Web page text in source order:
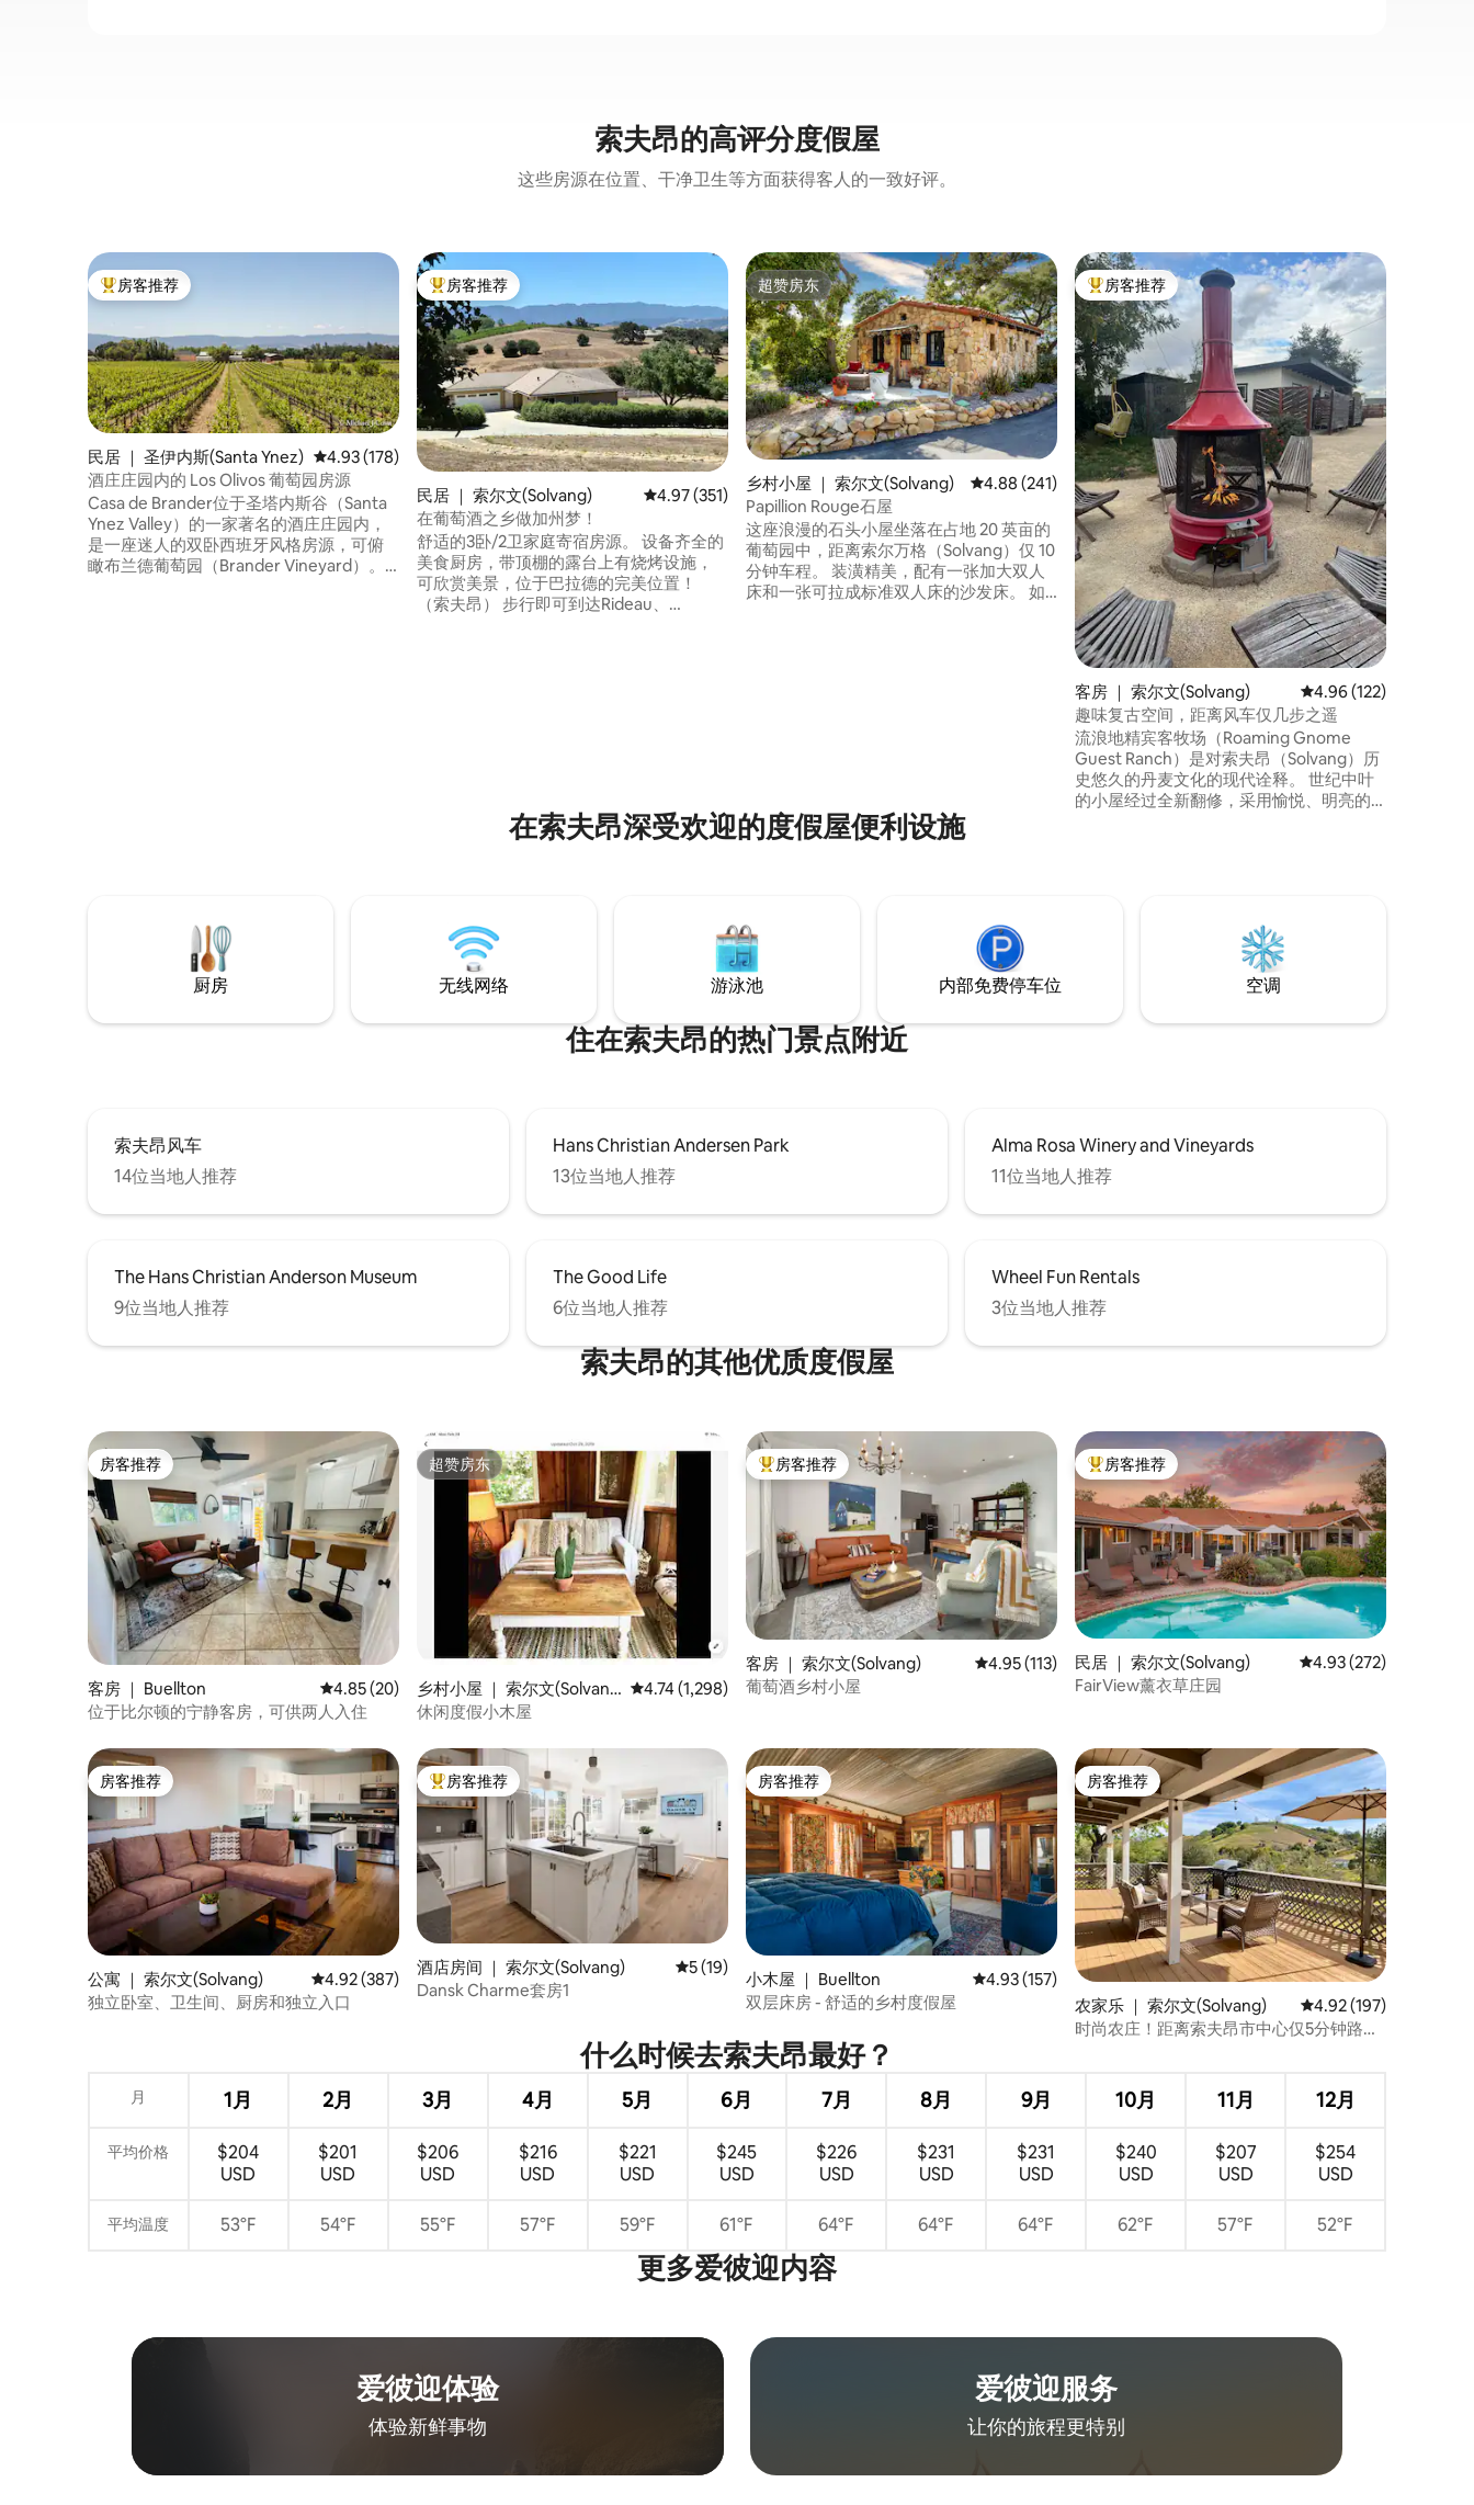
索夫昂的高评分度假屋
这些房源在位置、干净卫生等方面获得客人的一致好评。
热门「房客推荐」
房客推荐
民居 ｜ 圣伊内斯(Santa Ynez) 平均评分 4.93 分（满分 5 分），共 178 条评价
4.93 (178)
酒庄庄园内的 Los Olivos 葡萄园房源
Casa de Brander位于圣塔内斯谷（Santa
Ynez Valley）的一家著名的酒庄庄园内，
是一座迷人的双卧西班牙风格房源，可俯
瞰布兰德葡萄园（Brander Vineyard）。
热门「房客推荐」
房客推荐
民居 ｜ 索尔文(Solvang) 平均评分 4.97 分（满分 5 分），共 351 条评价
4.97 (351)
在葡萄酒之乡做加州梦！
舒适的3卧/2卫家庭寄宿房源。 设备齐全的
美食厨房，带顶棚的露台上有烧烤设施，
可欣赏美景，位于巴拉德的完美位置！
（索夫昂） 步行即可到达Rideau、
超赞房东
超赞房东
乡村小屋 ｜ 索尔文(Solvang) 平均评分 4.88 分（满分 5 分），共 241 条评价
4.88 (241)
Papillion Rouge石屋
这座浪漫的石头小屋坐落在占地 20 英亩的
葡萄园中，距离索尔万格（Solvang）仅 10
分钟车程。 装潢精美，配有一张加大双人
床和一张可拉成标准双人床的沙发床。 如
热门「房客推荐」
房客推荐
客房 ｜ 索尔文(Solvang) 平均评分 4.96 分（满
4.96 (122)
趣味复古空间，距离风车仅几步之遥
流浪地精宾客牧场（Roaming Gnome
Guest Ranch）是对索夫昂（Solvang）历
史悠久的丹麦文化的现代诠释。 世纪中叶
的小屋经过全新翻修，采用愉悦、明亮的
在索夫昂深受欢迎的度假屋便利设施
厨房 无线网络 游泳池 内部免费停车位 空调
住在索夫昂的热门景点附近
索夫昂风车
14位当地人推荐
Hans Christian Andersen Park
13位当地人推荐
Alma Rosa Winery and Vineyards
11位当地人推荐
The Hans Christian Anderson Museum
9位当地人推荐
The Good Life
6位当地人推荐
Wheel Fun Rentals
3位当地人推荐
索夫昂的其他优质度假屋
房客推荐
房客推荐
客房 ｜ Buellton 平均评分 4.85 分（满分 5 分），共 20 条评价
4.85 (20)
位于比尔顿的宁静客房，可供两人入住
超赞房东
超赞房东
乡村小屋 ｜ 索尔文(Solvan
g)
平均评分 4.74 分（满分 5 分），共 1,298 条评价
4.74 (1,298)
休闲度假小木屋
热门「房客推荐」
房客推荐
客房 ｜ 索尔文(Solvang) 平均评分 4.95 分（满分 5 分），共 113 条评价
4.95 (113)
葡萄酒乡村小屋
热门「房客推荐」
房客推荐
民居 ｜ 索尔文(Solvang) 平均评分 4.93 分（满
4.93 (272)
FairView薰衣草庄园
房客推荐
房客推荐
公寓 ｜ 索尔文(Solvang) 平均评分 4.92 分（满分 5 分），共 387 条评价
4.92 (387)
独立卧室、卫生间、厨房和独立入口
热门「房客推荐」
房客推荐
酒店房间 ｜ 索尔文(Solvang) 平均评分 5 分（满分 5 分），共 19 条评价
5 (19)
Dansk Charme套房1
房客推荐
房客推荐
小木屋 ｜ Buellton 平均评分 4.93 分（满分 5 分），共 157 条评价
4.93 (157)
双层床房 - 舒适的乡村度假屋
房客推荐
房客推荐
农家乐 ｜ 索尔文(Solvang) 平均评分 4.92 分（满
4.92 (197)
时尚农庄！距离索夫昂市中心仅5分钟路
什么时候去索夫昂最好？
月 1月 2月 3月 4月 5月 6月 7月 8月 9月 10月 11月 12月
平均价格
$204
USD
$201
USD
$206
USD
$216
USD
$221
USD
$245
USD
$226
USD
$231
USD
$231
USD
$240
USD
$207
USD
$254
USD
平均温度 53°F 54°F 55°F 57°F 59°F 61°F 64°F 64°F 64°F 62°F 57°F 52°F
更多爱彼迎内容
爱彼迎体验
体验新鲜事物
爱彼迎服务
让你的旅程更特别